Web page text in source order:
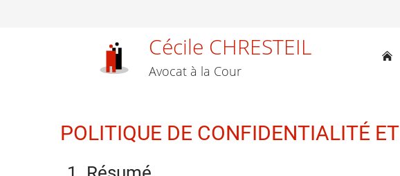
Cécile CHRESTEIL
Avocat à la Cour
POLITIQUE DE CONFIDENTIALITÉ